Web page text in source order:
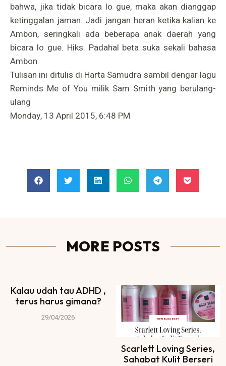
bahwa, jika tidak bicara lo gue, maka akan dianggap
ketinggalan jaman. Jadi jangan heran ketika kalian ke
Ambon, seringkali ada beberapa anak daerah yang
bicara lo gue. Hiks. Padahal beta suka sekali bahasa
Ambon.
Tulisan ini ditulis di Harta Samudra sambil dengar lagu
Reminds Me of You milik Sam Smith yang berulang-
ulang
Monday, 13 April 2015, 6:48 PM
MORE POSTS
Kalau udah tau ADHD ,
terus harus gimana?
29/04/2026
Scarlett Loving Series,
Sahabat Kulit Berseri